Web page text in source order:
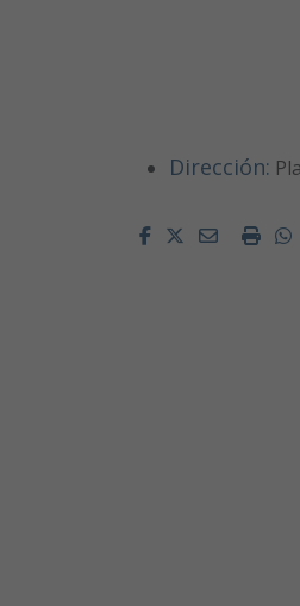
Dirección:
FacebookTwitterEmail